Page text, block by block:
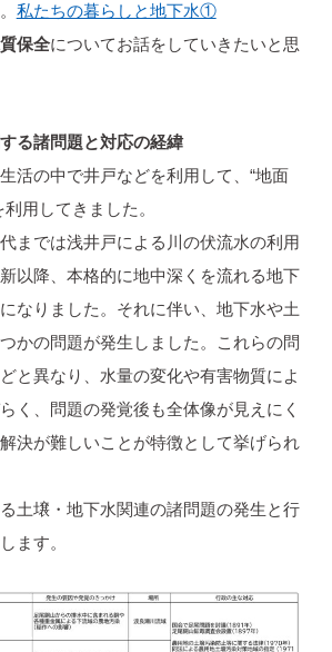
私たちの暮らしと地下水①
保全についてお話をしていきたいと思
る諸問題と対応の経緯
活の中で井戸などを利用して、“地面
用してきました。
までは浅井戸による川の伏流水の利用
以降、本格的に地中深くを流れる地下
なりました。それに伴い、地下水や土
かの問題が発生しました。これらの問
と異なり、水量の変化や有害物質によ
く、問題の発覚後も全体像が見えにく
決が難しいことが特徴として挙げられ
土壌・地下水関連の諸問題の発生と行
ます。